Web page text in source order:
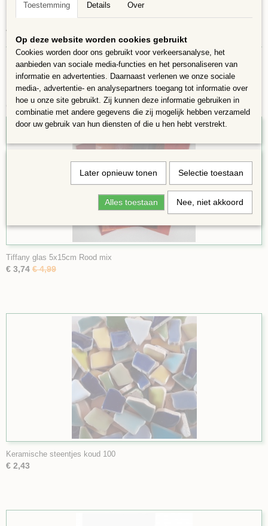
De plaatjes zijn erg kwetsbaar en breekbaar.
Verzending op eigen risico.
Ook interessant
Tiffany glas 5x15cm Rood mix
€ 3,74 € 4,99
Keramische steentjes koud 100
€ 2,43
Toestemming Details Over
Op deze website worden cookies gebruikt
Cookies worden door ons gebruikt voor verkeersanalyse, het
aanbieden van sociale media-functies en het personaliseren van
informatie en advertenties. Daarnaast verlenen we onze sociale
media-, advertentie- en analysepartners toegang tot informatie over
hoe u onze site gebruikt. Zij kunnen deze informatie gebruiken in
combinatie met andere gegevens die zij mogelijk hebben verzameld
door uw gebruik van hun diensten of die u hen hebt verstrekt.
Later opnieuw tonen Selectie toestaan
Alles toestaan Nee, niet akkoord